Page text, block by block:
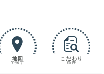
地図
で探す
こだわり
条件